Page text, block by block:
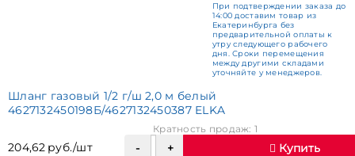
При подтверждении заказа до
14:00 доставим товар из
Екатеринбурга без
предварительной оплаты к
утру следующего рабочего
дня. Сроки перемещения
между другими складами
уточняйте у менеджеров.
Шланг газовый 1/2 г/ш 2,0 м белый
4627132450198Б/4627132450387 ELKA
204,62 руб./шт
Кратность продаж: 1
Купить